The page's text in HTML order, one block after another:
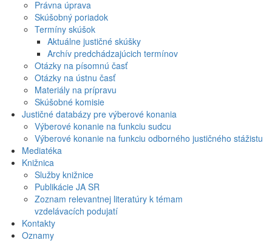
Právna úprava
Skúšobný poriadok
Termíny skúšok
Aktuálne justičné skúšky
Archív predchádzajúcich termínov
Otázky na písomnú časť
Otázky na ústnu časť
Materiály na prípravu
Skúšobné komisie
Justičné databázy pre výberové konania
Výberové konanie na funkciu sudcu
Výberové konanie na funkciu odborného justičného stážistu
Mediatéka
Knižnica
Služby knižnice
Publikácie JA SR
Zoznam relevantnej literatúry k témam
vzdelávacích podujatí
Kontakty
Oznamy